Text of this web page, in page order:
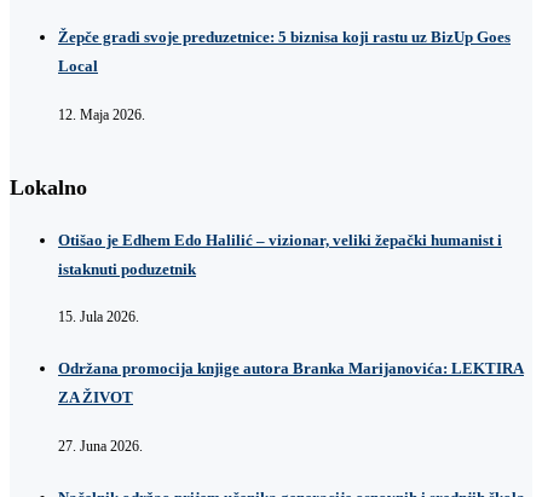
Žepče gradi svoje preduzetnice: 5 biznisa koji rastu uz BizUp Goes
Local
12. Maja 2026.
Lokalno
Otišao je Edhem Edo Halilić – vizionar, veliki žepački humanist i
istaknuti poduzetnik
15. Jula 2026.
Održana promocija knjige autora Branka Marijanovića: LEKTIRA
ZA ŽIVOT
27. Juna 2026.